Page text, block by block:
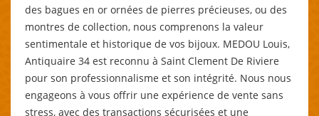
des bagues en or ornées de pierres précieuses, ou des
montres de collection, nous comprenons la valeur
sentimentale et historique de vos bijoux. MEDOU Louis,
Antiquaire 34 est reconnu à Saint Clement De Riviere
pour son professionnalisme et son intégrité. Nous nous
engageons à vous offrir une expérience de vente sans
stress, avec des transactions sécurisées et une